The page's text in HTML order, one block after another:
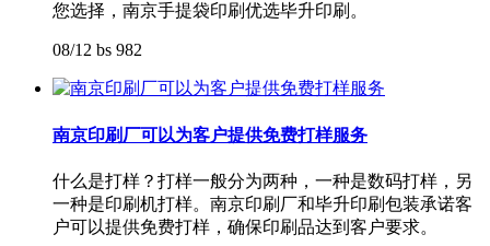
您选择，南京手提袋印刷优选毕升印刷。
08/12 bs 982
南京印刷厂可以为客户提供免费打样服务
什么是打样？打样一般分为两种，一种是数码打样，另
一种是印刷机打样。南京印刷厂和毕升印刷包装承诺客
户可以提供免费打样，确保印刷品达到客户要求。